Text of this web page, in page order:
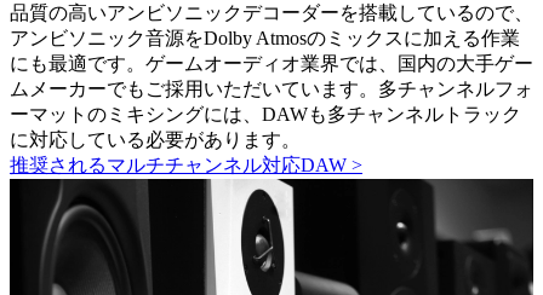
品質の高いアンビソニックデコーダーを搭載しているので、
アンビソニック音源をDolby Atmosのミックスに加える作業
にも最適です。 ゲームオーディオ業界では、国内の大手ゲー
ムメーカーでもご採用いただいています。 多チャンネルフォ
ーマットのミキシングには、DAWも多チャンネルトラック
に対応している必要があります。
推奨されるマルチチャンネル対応DAW >